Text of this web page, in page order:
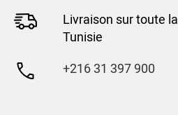
Livraison sur toute la
Tunisie
+216 31 397 900